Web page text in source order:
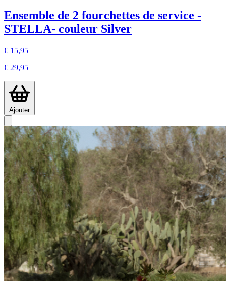
Ensemble de 2 fourchettes de service -
STELLA- couleur Silver
€ 15,95
€ 29,95
Ajouter